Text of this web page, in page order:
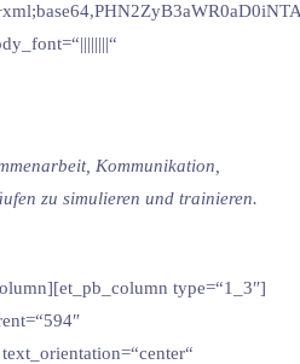
Kommunikation,
zu simulieren und trainieren.
type=“1_3″]